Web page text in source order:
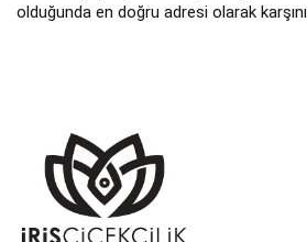
olduğunda en doğru adresi olarak